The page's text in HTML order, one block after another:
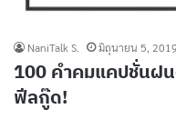
NaniTalk S. มิถุนายน 5, 2019
100 คำคมแคปชั่นฝน
ฟีลกู๊ด!